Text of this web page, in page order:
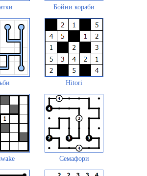
Бойни кораби
Hitori
Семафори